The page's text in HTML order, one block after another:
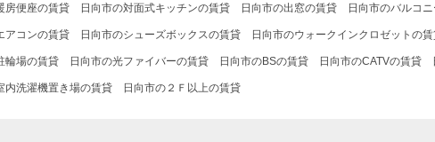
房便座の賃貸 日向市の対面式キッチンの賃貸 日向市の出窓の賃貸 日向市のバルコ
アコンの賃貸 日向市のシューズボックスの賃貸 日向市のウォークインクロゼットの
輪場の賃貸 日向市の光ファイバーの賃貸 日向市のBSの賃貸 日向市のCATVの賃貸
内洗濯機置き場の賃貸 日向市の２Ｆ以上の賃貸